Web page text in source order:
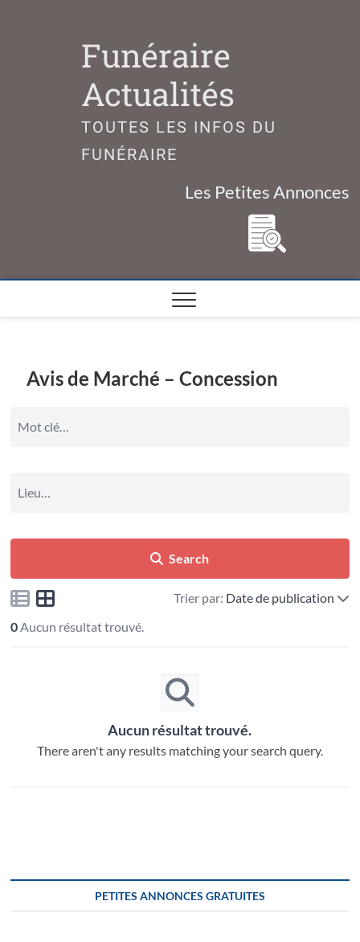
Funéraire
Actualités
TOUTES LES INFOS DU
FUNÉRAIRE
Les Petites Annonces
Avis de Marché – Concession
Search
Trier par: Date de publication
0Aucun résultat trouvé.
Aucun résultat trouvé.
There aren't any results matching your search query.
PETITES ANNONCES GRATUITES